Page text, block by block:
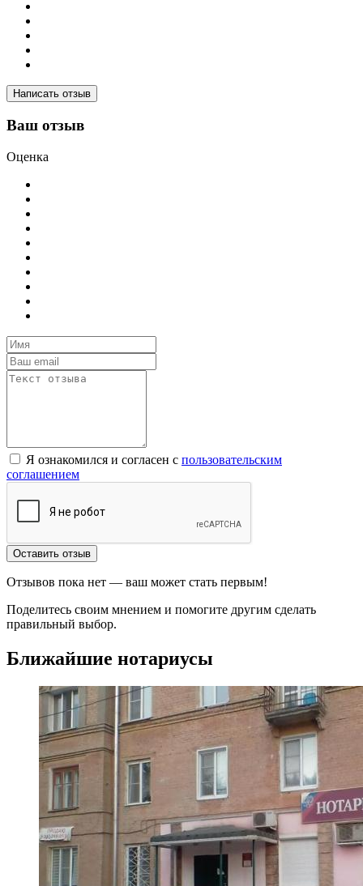
Написать отзыв
Ваш отзыв
Оценка
Я ознакомился и согласен с пользовательским
соглашением
Оставить отзыв
Отзывов пока нет — ваш может стать первым!
Поделитесь своим мнением и помогите другим сделать
правильный выбор.
Ближайшие нотариусы